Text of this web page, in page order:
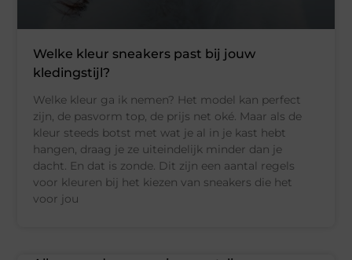
Welke kleur sneakers past bij jouw
kledingstijl?
Welke kleur ga ik nemen? Het model kan perfect
zijn, de pasvorm top, de prijs net oké. Maar als de
kleur steeds botst met wat je al in je kast hebt
hangen, draag je ze uiteindelijk minder dan je
dacht. En dat is zonde. Dit zijn een aantal regels
voor kleuren bij het kiezen van sneakers die het
voor jou